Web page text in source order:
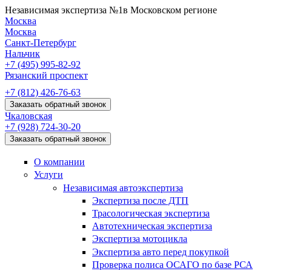
Независимая экспертиза №1в Московском регионе
Москва
Москва
Санкт-Петербург
Нальчик
+7 (495) 995-82-92
Рязанский проспект
+7 (812) 426-76-63
Заказать обратный звонок
Чкаловская
+7 (928) 724-30-20
Заказать обратный звонок
О компании
Услуги
Независимая автоэкспертиза
Экспертиза после ДТП
Трасологическая экспертиза
Автотехническая экспертиза
Экспертиза мотоцикла
Экспертиза авто перед покупкой
Проверка полиса ОСАГО по базе РСА